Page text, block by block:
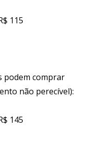
115
podem comprar
não perecível):
145